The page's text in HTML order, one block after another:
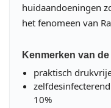
huidaandoeningen
het fenomeen van
Kenmerken van
praktisch
10%